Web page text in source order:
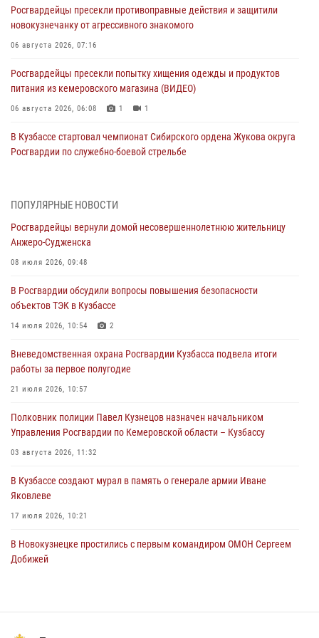
Росгвардейцы пресекли противоправные действия и защитили
новокузнечанку от агрессивного знакомого
06 августа 2026, 07:16
Росгвардейцы пресекли попытку хищения одежды и продуктов
питания из кемеровского магазина (ВИДЕО)
06 августа 2026, 06:08 1 1
В Кузбассе стартовал чемпионат Сибирского ордена Жукова округа
Росгвардии по служебно-боевой стрельбе
Росгвардейцы задержали в Кемерове дебошира, устроившего
05 августа 2026, 09:30
Росгвардейцы задержали участника драки, причинившего побои
05 августа 2026, 08:50
Росгвардейцы пресекли нарушение общественного порядка на
05 августа 2026, 08:10
Росгвардейцы в Юрге пресекли попытку проникновения на
05 августа 2026, 07:45
ПОПУЛЯРНЫЕ НОВОСТИ
Росгвардейцы вернули домой несовершеннолетнюю жительницу
Анжеро-Судженска
08 июля 2026, 09:48
В Росгвардии обсудили вопросы повышения безопасности
объектов ТЭК в Кузбассе
14 июля 2026, 10:54 2
Вневедомственная охрана Росгвардии Кузбасса подвела итоги
работы за первое полугодие
21 июля 2026, 10:57
Полковник полиции Павел Кузнецов назначен начальником
Управления Росгвардии по Кемеровской области – Кузбассу
03 августа 2026, 11:32
В Кузбассе создают мурал в память о генерале армии Иване
Яковлеве
17 июля 2026, 10:21
В Новокузнецке простились с первым командиром ОМОН Сергеем
Добижей